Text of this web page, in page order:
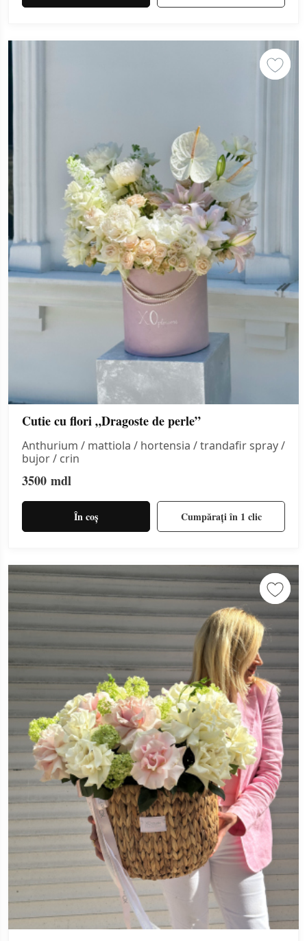
Cutie cu flori „Dragoste de perle”
Anthurium / mattiola / hortensia / trandafir spray /
bujor / crin
3500 mdl
În coș Cumpărați în 1 clic